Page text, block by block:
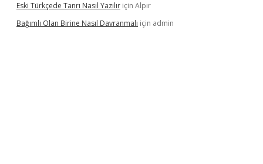
Eski Türkçede Tanrı Nasıl Yazılır için Alpır
Bağımlı Olan Birine Nasıl Davranmalı için admin